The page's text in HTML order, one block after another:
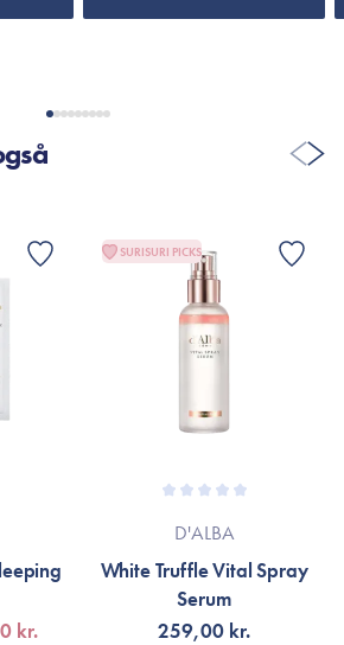
være ændret grundet løbende
kr.
SURISURI PICKS
D'ALBA
White Truffle Vital Spray
Serum
259,00 kr.